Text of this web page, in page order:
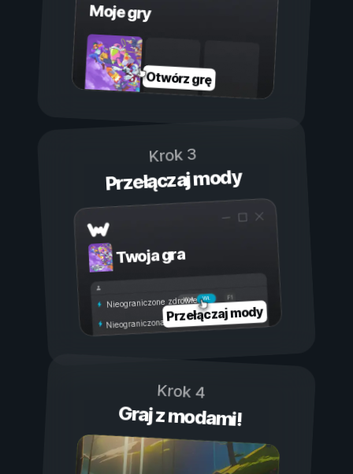
Moje gry
Otwórz grę
Krok 3
Przełączaj mody
Twoja gra
Wł.
Wył.
Nieograniczone zdrowie
Nieograniczona wytrzymałość
Przełączaj mody
Krok 4
Graj z modami!